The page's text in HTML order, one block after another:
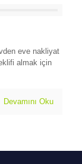
eve nakliyat
almak için
Devamını Oku